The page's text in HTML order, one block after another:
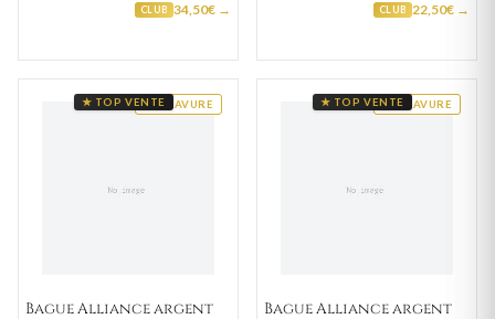
CLUB 34,50€ → CLUB 22,50€ →
GRAVURE
★ TOP VENTE
Bague Alliance argent
GRAVURE
★ TOP VENTE
Bague Alliance argent